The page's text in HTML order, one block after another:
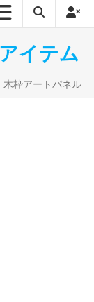
イテム
枠アートパネル